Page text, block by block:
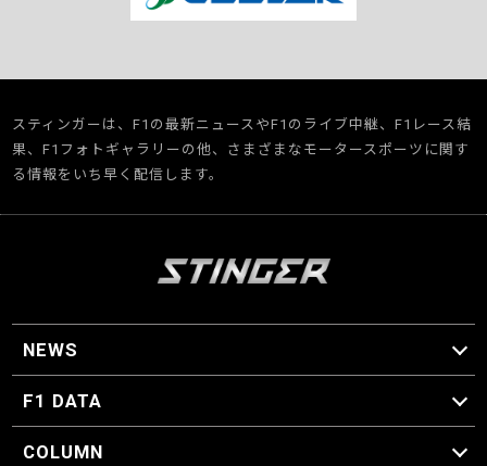
スティンガーは、F1の最新ニュースやF1のライブ中継、F1レース結
果、F1フォトギャラリーの他、さまざまなモータースポーツに関す
る情報をいち早く配信します。
NEWS
F1 ニュース
F1 DATA
F1 日程
F1 データ
COLUMN